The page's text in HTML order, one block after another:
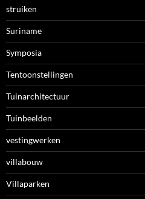
struiken
Suriname
Symposia
Tentoonstellingen
Tuinarchitectuur
Tuinbeelden
vestingwerken
villabouw
Villaparken